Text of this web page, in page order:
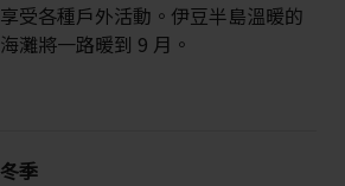
享受各種戶外活動。伊豆半島溫暖的
海灘將一路暖到 9 月。
冬季